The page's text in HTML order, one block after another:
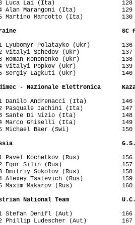
Luca Lai (Ita)                   128
Alan Marangoni (Ita)             129
Martino Marcotto (Ita)           130
SC
Lyubomyr Polatayko (Ukr)         136
Vitalyi Schedov (Ukr)            137
Roman Kononenko (Ukr)
Vitalyi Popkov (Ukr)             139
Sergiy Lagkuti (Ukr)             140
- Nazionale Elettronica
Danilo Andrenacci (Ita)          146
Pasquale Iachini (Ita)           147
Sante Di Nizio (Ita)             148
Marco Ghiselli (Ita)             149
Michael Baer (Swi)               150
G.S.
Pavel Kochetkov (Rus)
Egor Silin (Rus)                 157
Dmitriy Sokolov (Rus)
Alexey Tsatevich (Rus)           159
Maxim Makarov (Rus)
National Team               U.C.
Stefan Denifl (Aut)              166
Phillip Ludescher (Aut)          167